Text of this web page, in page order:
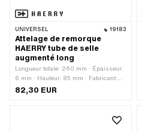
UNIVERSEL 19183
Attelage de remorque
HAERRY tube de selle
augmenté long
Longueur totale: 260 mm · Épaisseur:
6 mm · Hauteur: 85 mm · Fabricant:
HAERRY · Ø boule: 30 mm · Matériau:
30 mm · Largeur: 75 mm · Largeur du
logement: 75 mm · Distance entre les
82,30 EUR